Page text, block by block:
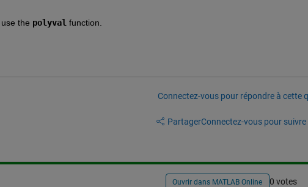
the polyval function.
Connectez-vous pour répondre à cette
PartagerConnectez-vous pour suivre
Ouvrir dans MATLAB Online 0 votes